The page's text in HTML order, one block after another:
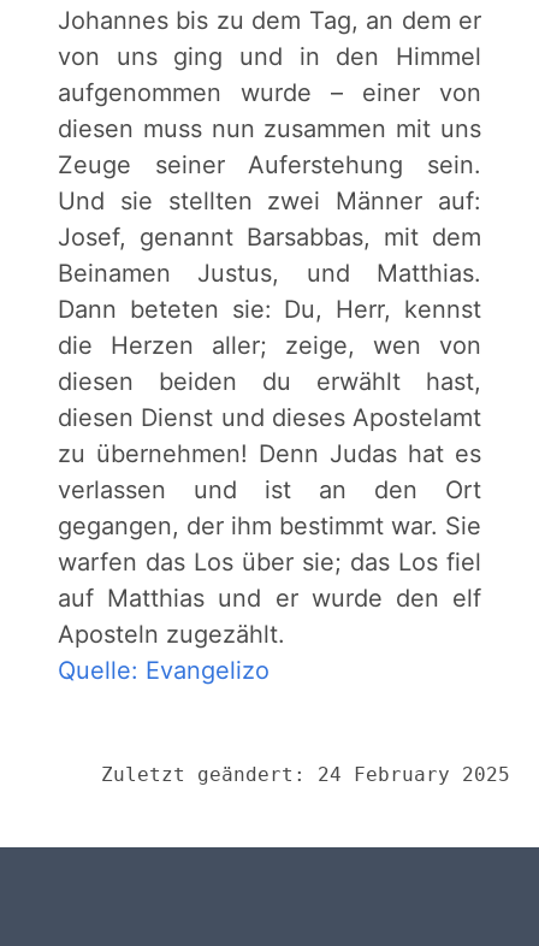
Johannes bis zu dem Tag, an dem er
von uns ging und in den Himmel
aufgenommen wurde – einer von
diesen muss nun zusammen mit uns
Zeuge seiner Auferstehung sein.
Und sie stellten zwei Männer auf:
Josef, genannt Barsabbas, mit dem
Beinamen Justus, und Matthias.
Dann beteten sie: Du, Herr, kennst
die Herzen aller; zeige, wen von
diesen beiden du erwählt hast,
diesen Dienst und dieses Apostelamt
zu übernehmen! Denn Judas hat es
verlassen und ist an den Ort
gegangen, der ihm bestimmt war. Sie
warfen das Los über sie; das Los fiel
auf Matthias und er wurde den elf
Aposteln zugezählt.
Quelle: Evangelizo
Zuletzt geändert: 24 February 2025